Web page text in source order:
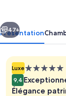
Suivant
47+
Présentation
Luxe
5.0 étoiles
9,4
Élégance